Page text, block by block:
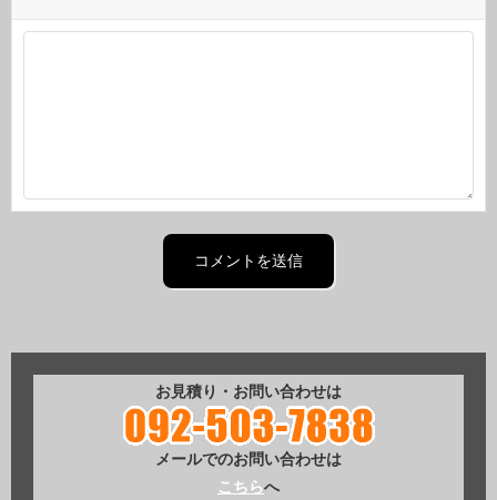
お見積り・お問い合わせは
メールでのお問い合わせは
こちらへ